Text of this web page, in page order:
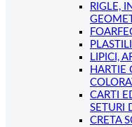
RIGLE,
LIPICI,
HARTIE
CARTI
SETURI
CRETA